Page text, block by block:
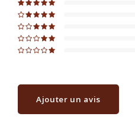
Ajouter un avis